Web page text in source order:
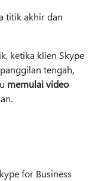
titik akhir dan
ketika klien Skype
tengah,
memulai video
for Business